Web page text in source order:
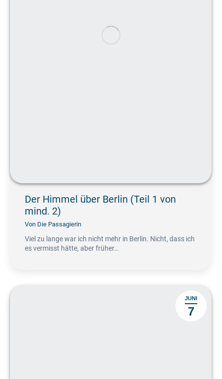
Der Himmel über Berlin (Teil 1 von
mind. 2)
Von Die Passagierin
Viel zu lange war ich nicht mehr in Berlin. Nicht, dass ich
es vermisst hätte, aber früher…
JUNI
7